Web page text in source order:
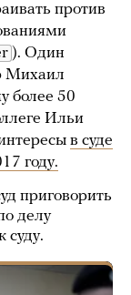
против
). Один
Михаил
более 50
Ильи
в суде
году.
приговорить
делу
суду.